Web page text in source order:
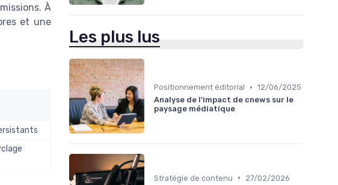
À
et une
Les plus lus
Positionnement éditorial • 12/06/2025
Analyse de l'impact de cnews sur le
paysage médiatique
Stratégie de contenu •
27/02/2026